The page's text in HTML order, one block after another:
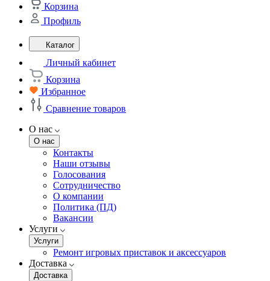
Корзина
Профиль
Каталог
Личный кабинет
Корзина
Избранное
Сравнение товаров
О нас
О нас
Контакты
Наши отзывы
Голосования
Сотрудничество
О компании
Политика (ПД)
Вакансии
Услуги
Услуги
Ремонт игровых приставок и аксессуаров
Доставка
Доставка